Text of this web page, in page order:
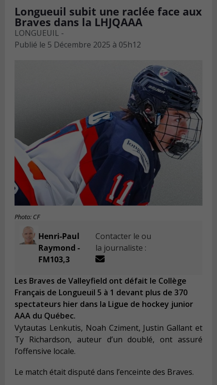
Longueuil subit une raclée face aux
Braves dans la LHJQAAA
LONGUEUIL -
Publié le 5 Décembre 2025 à 05h12
Photo: CF
Henri-Paul
Raymond -
FM103,3
Contacter le ou
la journaliste :
Les Braves de Valleyfield ont défait le Collège
Français de Longueuil 5 à 1 devant plus de 370
spectateurs hier dans la Ligue de hockey junior
AAA du Québec.
Vytautas Lenkutis, Noah Cziment, Justin Gallant et
Ty Richardson, auteur d’un doublé, ont assuré
l’offensive locale.
Le match était disputé dans l’enceinte des Braves.